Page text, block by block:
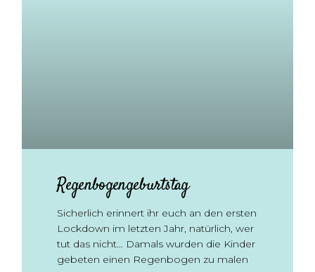
Regenbogengeburtstag
Sicherlich erinnert ihr euch an den ersten
Lockdown im letzten Jahr, natürlich, wer
tut das nicht… Damals wurden die Kinder
gebeten einen Regenbogen zu malen